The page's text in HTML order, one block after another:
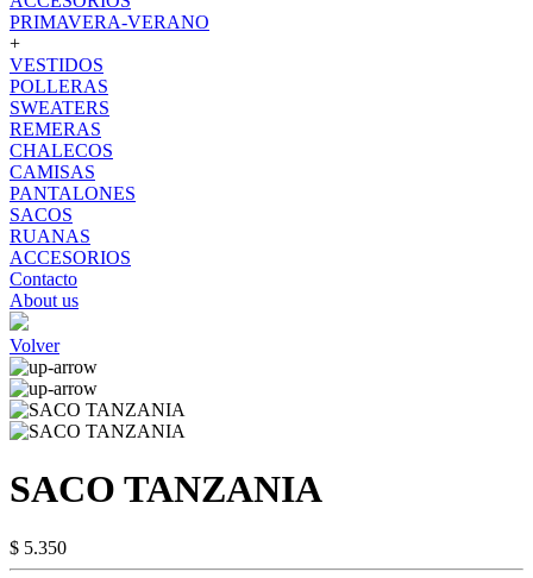
PRIMAVERA-VERANO
+
VESTIDOS
POLLERAS
SWEATERS
REMERAS
CHALECOS
CAMISAS
PANTALONES
SACOS
RUANAS
ACCESORIOS
Contacto
About us
Volver
SACO TANZANIA
$ 5.350